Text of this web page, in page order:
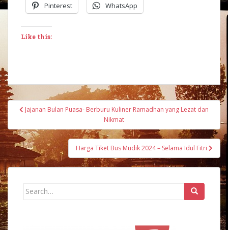
Pinterest WhatsApp
Like this:
Post
navigation
Jajanan Bulan Puasa- Berburu Kuliner Ramadhan yang Lezat dan
Nikmat
Harga Tiket Bus Mudik 2024 – Selama Idul Fitri
Search